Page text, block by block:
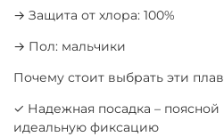
→ Защита от хлора: 100%
→ Пол: мальчики
Почему стоит выбрать эти
✓ Надежная посадка –
идеальную фиксацию